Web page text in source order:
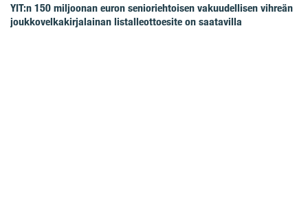
YIT:n 150 miljoonan euron senioriehtoisen vakuudellisen vihreän
joukkovelkakirjalainan listalleottoesite on saatavilla